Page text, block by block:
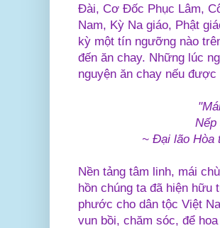
Đài, Cơ Đốc Phục Lâm,
Nam, Kỳ Na giáo, Phật
kỳ một tín ngưỡng nào
đến ăn chay. Những lúc
nguyện ăn chay nếu
Nếp
~ Đại lão Hòa
Nền tảng tâm linh, mái
hồn chúng ta đã hiện hữu
phước cho dân tộc Việt
vun bồi, chăm sóc, để